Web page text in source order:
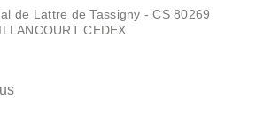
de Lattre de Tassigny - CS 80269
CEDEX